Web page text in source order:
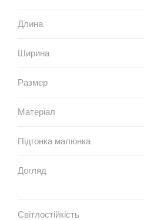
Длина
Ширина
Размер
Матеріал
Підгонка малюнка
Догляд
Світлостійкість